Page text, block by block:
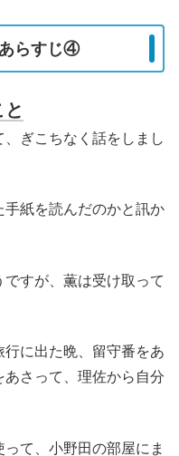
あらすじ④
ぎこちなく話をしまし
紙を読んだのかと訊か
すが、薫は受け取って
に出た晩、留守番をあ
さって、理佐から自分
て、小野田の部屋にま